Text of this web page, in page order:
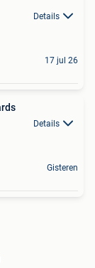
Details
17 jul 26
Details
Gisteren